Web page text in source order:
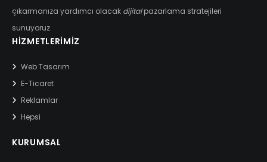
çıkarmanıza yardımcı olacak dijitalpazarlama stratejileri
sunuyoruz.
HIZMETLERIMIZ
Web Tasarım
E-Ticaret
Reklamlar
Hepsi
KURUMSAL